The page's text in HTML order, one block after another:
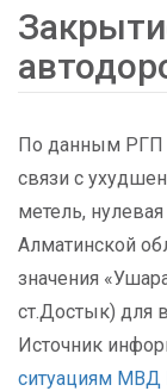
По данным РГП
связи с
метель,
Алматинской
значения
ст.Достык) для
Источник
ситуациям